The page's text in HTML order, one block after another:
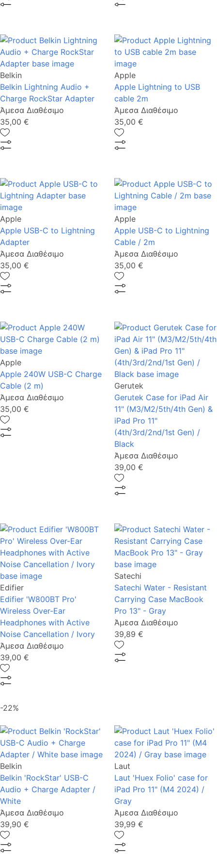
Belkin
Belkin Lightning Audio +
Charge RockStar Adapter
Άμεσα Διαθέσιμο
35,00 €
Apple
Apple Lightning to USB
cable 2m
Άμεσα Διαθέσιμο
35,00 €
Apple
Apple USB-C to Lightning
Adapter
Άμεσα Διαθέσιμο
35,00 €
Apple
Apple USB-C to Lightning
Cable / 2m
Άμεσα Διαθέσιμο
35,00 €
Apple
Apple 240W USB-C Charge
Cable (2 m)
Άμεσα Διαθέσιμο
35,00 €
Gerutek
Gerutek Case for iPad Air
11" (M3/M2/5th/4th Gen) &
iPad Pro 11"
(4th/3rd/2nd/1st Gen) /
Black
Άμεσα Διαθέσιμο
39,00 €
Edifier
Edifier 'W800BT Pro'
Wireless Over-Ear
Headphones with Active
Noise Cancellation / Ivory
Άμεσα Διαθέσιμο
39,00 €
-22%
Satechi
Satechi Water - Resistant
Carrying Case MacBook
Pro 13" - Gray
Άμεσα Διαθέσιμο
39,89 €
Belkin
Belkin 'RockStar' USB-C
Audio + Charge Adapter /
White
Άμεσα Διαθέσιμο
39,90 €
Laut
Laut 'Huex Folio' case for
iPad Pro 11" (M4 2024) /
Gray
Άμεσα Διαθέσιμο
39,99 €